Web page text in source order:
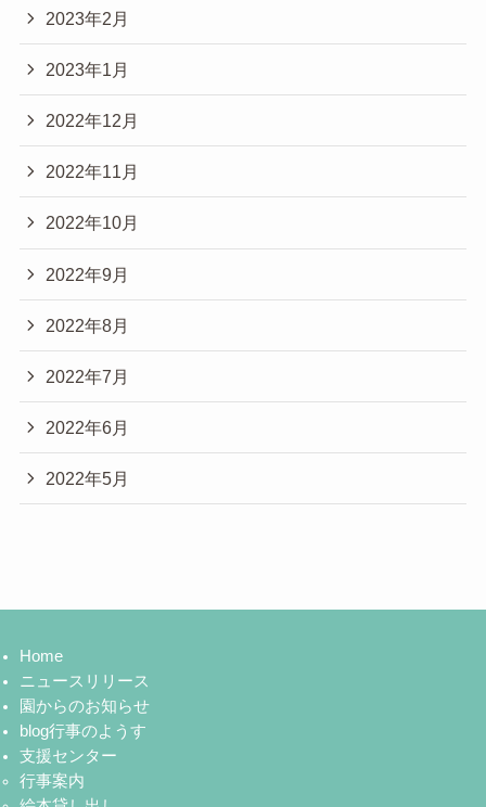
2023年2月
2023年1月
2022年12月
2022年11月
2022年10月
2022年9月
2022年8月
2022年7月
2022年6月
2022年5月
Home
ニュースリリース
園からのお知らせ
blog行事のようす
支援センター
行事案内